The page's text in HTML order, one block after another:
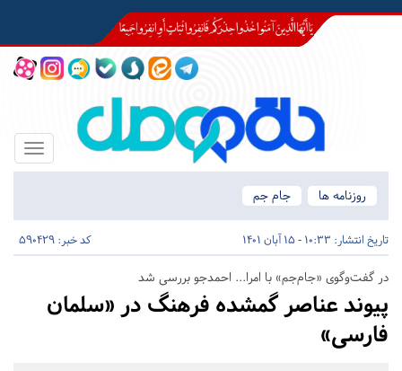
Toggle
روزنامه ها
جام جم
تاریخ انتشار: 10:33 - 15 آبان 1401 کد خبر: 590429
در گفت‌وگوی «جام‌جم» با امرا... احمدجو بررسی شد
پیوند عناصر گمشده فرهنگ در «سلمان
فارسی»